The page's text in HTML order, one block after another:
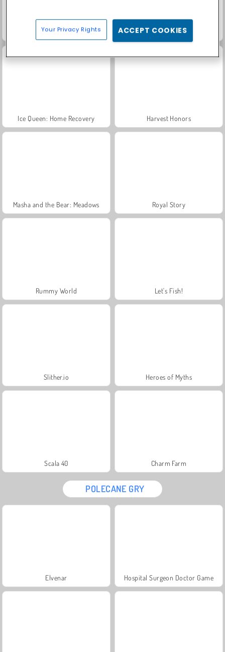
Bubble Shooter Soccer 2 Doll Sister: Throat Doctor
Ice Queen: Home Recovery Harvest Honors
Masha and the Bear: Meadows Royal Story
Rummy World Let's Fish!
Slither.io Heroes of Myths
Scala 40 Charm Farm
POLECANE GRY
Elvenar Hospital Surgeon Doctor Game
Your Privacy Rights ACCEPT COOKIES